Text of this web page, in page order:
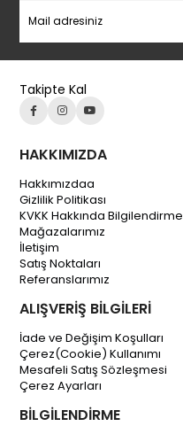
Takipte Kal
HAKKIMIZDA
Hakkımızdaa
Gizlilik Politikası
KVKK Hakkında Bilgilendirme
Mağazalarımız
İletişim
Satış Noktaları
Referanslarımız
ALIŞVERİŞ BİLGİLERİ
İade ve Değişim Koşulları
Çerez(Cookie) Kullanımı
Mesafeli Satış Sözleşmesi
Çerez Ayarları
BİLGİLENDİRME